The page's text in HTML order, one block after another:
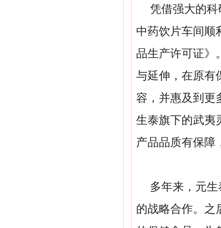
凭借强大的
中药饮片车间顺
品生产许可证》
与延伸，在原有
容，并惠及到更
生泰旗下的武夷
产品品质有保障
多年来，元
的战略合作。之